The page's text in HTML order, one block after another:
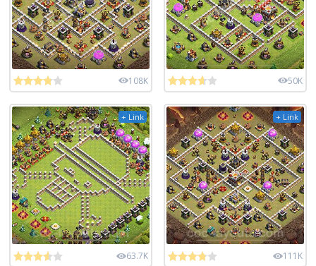
108K 50K
+ Link
63.7K
+ Link
111K